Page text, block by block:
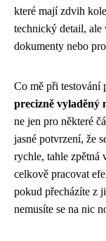
které mají zdvih
technický detail, ale
dokumenty nebo
Co mě při testování
precizně vyladěný
ne jen pro některé
jasné potvrzení, že
rychle, tahle zpětná
celkově pracovat
pokud přecházíte z
nemusíte se na nic